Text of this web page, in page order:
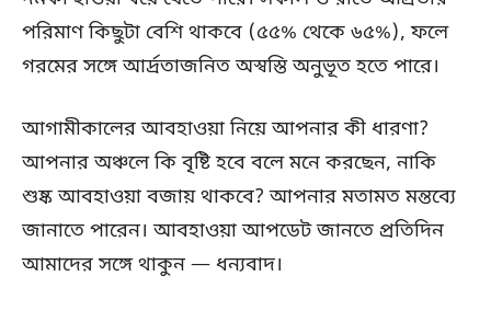
পরিমাণ কিছুটা বেশি থাকবে (৫৫% থেকে ৬৫%), ফলে
গরমের সঙ্গে আর্দ্রতাজনিত অস্বস্তি অনুভূত হতে পারে।
আগামীকালের আবহাওয়া নিয়ে আপনার কী ধারণা?
আপনার অঞ্চলে কি বৃষ্টি হবে বলে মনে করছেন, নাকি
শুষ্ক আবহাওয়া বজায় থাকবে? আপনার মতামত মন্তব্যে
জানাতে পারেন। আবহাওয়া আপডেট জানতে প্রতিদিন
আমাদের সঙ্গে থাকুন — ধন্যবাদ।